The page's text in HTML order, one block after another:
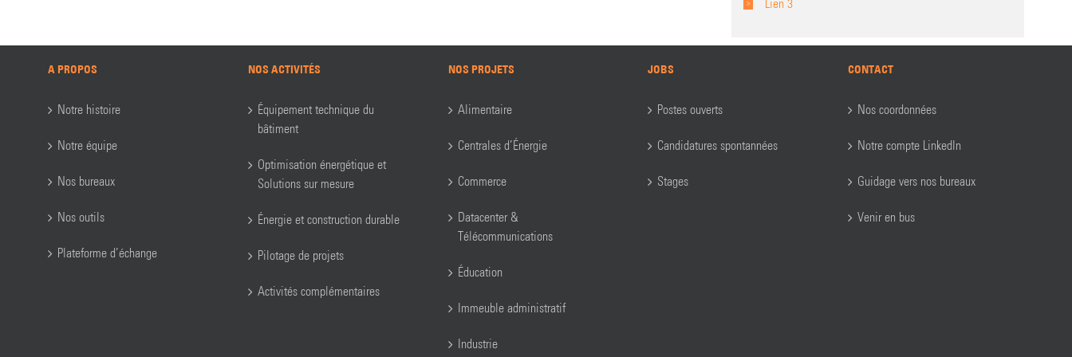
Lien 3
A PROPOS
Notre histoire
Notre équipe
Nos bureaux
Nos outils
Plateforme d’échange
NOS ACTIVITÉS
Équipement technique du
bâtiment
Optimisation énergétique et
Solutions sur mesure
Énergie et construction durable
Pilotage de projets
Activités complémentaires
NOS PROJETS
Alimentaire
Centrales d’Énergie
Commerce
Datacenter &
Télécommunications
Éducation
Immeuble administratif
Industrie
JOBS
Postes ouverts
Candidatures spontannées
Stages
CONTACT
Nos coordonnées
Notre compte LinkedIn
Guidage vers nos bureaux
Venir en bus